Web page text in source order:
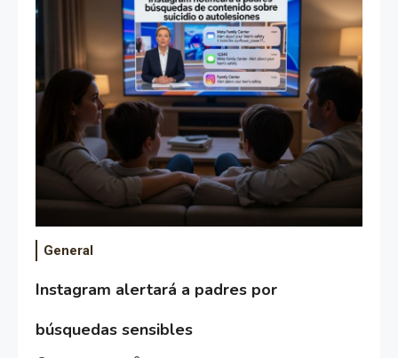
General
Instagram alertará a padres por
búsquedas sensibles